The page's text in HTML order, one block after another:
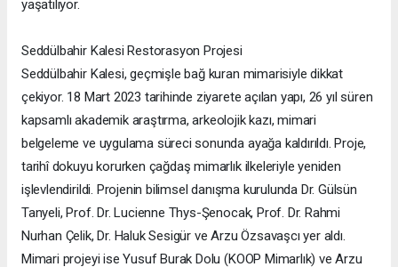
yaşatılıyor.
Seddülbahir Kalesi Restorasyon Projesi
Seddülbahir Kalesi, geçmişle bağ kuran mimarisiyle dikkat
çekiyor. 18 Mart 2023 tarihinde ziyarete açılan yapı, 26 yıl süren
kapsamlı akademik araştırma, arkeolojik kazı, mimari
belgeleme ve uygulama süreci sonunda ayağa kaldırıldı. Proje,
tarihî dokuyu korurken çağdaş mimarlık ilkeleriyle yeniden
işlevlendirildi. Projenin bilimsel danışma kurulunda Dr. Gülsün
Tanyeli, Prof. Dr. Lucienne Thys-Şenocak, Prof. Dr. Rahmi
Nurhan Çelik, Dr. Haluk Sesigür ve Arzu Özsavaşcı yer aldı.
Mimari projeyi ise Yusuf Burak Dolu (KOOP Mimarlık) ve Arzu